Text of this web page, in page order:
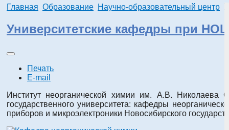
Главная Образование Научно-образовательный центр
Университетские кафедры при
Печать
E-mail
Институт неорганической химии им. А.В. Николаева
государственного университета: кафедры
приборов и микроэлектроники Новосибирского